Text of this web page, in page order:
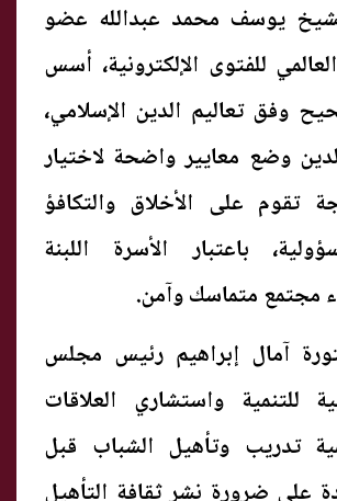
يوسف محمد عبدالله عضو
للفتوى الإلكترونية، أسس
وفق تعاليم الدين الإسلامي،
وضع معايير واضحة لاختيار
تقوم على الأخلاق والتكافؤ
باعتبار الأسرة اللبنة
مجتمع متماسك وآمن.
آمال إبراهيم رئيس مجلس
للتنمية واستشاري العلاقات
تدريب وتأهيل الشباب قبل